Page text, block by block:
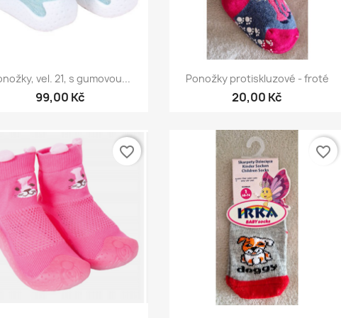
Rychlý náhled
vel. 21, s gumovou...
99,00 Kč
Rychlý náhled
Ponožky protiskluzové - froté
20,00 Kč
favorite_border favorite_border